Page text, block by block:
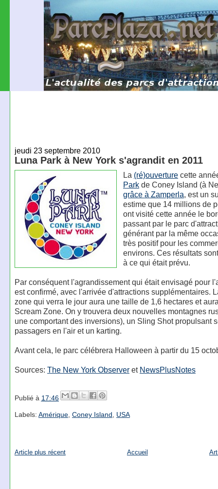
jeudi 23 septembre 2010
Luna Park à New York s'agrandit en 2011
La (ré)ouverturecette
Parkde Coney Island (à
grâce à Zamperla, est un
estime que 14 millions de
ont visité cette année le
passant par le parc
générant par la même
très positif pour les
environs. Ces résultats
à ce qui était prévu.
Par conséquent l'agrandissement qui était envisagé pour
est confirmé, avec l'arrivée d'attractions supplémentaires.
zone qui verra le jour aura une taille de 1,6 hectares et
Scream Zone. On y trouvera deux nouvelles montagnes
une comportant des inversions), un Sling Shot propulsant
passagers en l'air et un karting.
Avant cela, le parc célébrera Halloween à partir du 15
Sources: The New York Observeret NewsPlusNotes
Publié à 17:46
Labels: Amérique, Coney Island USA
Article plus récent Accueil